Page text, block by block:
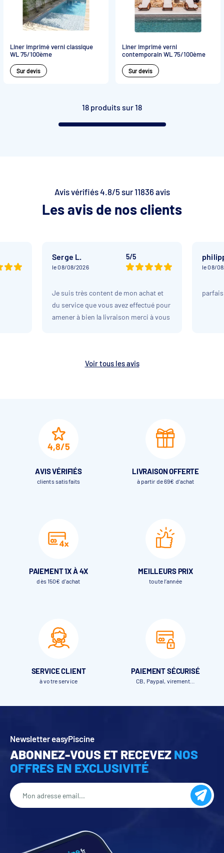
Liner imprimé verni classique
WL 75/100ème
Sur devis
Liner imprimé verni
contemporain WL 75/100ème
Sur devis
18 produits sur 18
Avis vérifiés 4.8/5 sur 11836 avis
Les avis de nos clients
Serge L. 5/5
le 08/08/2026
Je suis très content de mon achat et
du service que vous avez effectué pour
amener à bien la livraison merci à vous
le 08/
parfais
Voir tous les avis
4,8/5
AVIS VÉRIFIÉS
clients satisfaits
LIVRAISON OFFERTE
à partir de 69€ d’achat
PAIEMENT 1X À 4X
dès 150€ d'achat
MEILLEURS PRIX
toute l’année
SERVICE CLIENT
à votre service
PAIEMENT SÉCURISÉ
CB, Paypal, virement…
Newsletter easyPiscine
ABONNEZ-VOUS ET RECEVEZ NOS
OFFRES EN EXCLUSIVITÉ